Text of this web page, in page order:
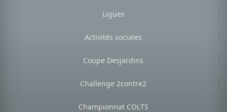
Ligues
Activités sociales
Coupe Desjardins
Challenge 2contre2
Championnat COLTS